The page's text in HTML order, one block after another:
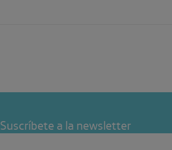
Suscríbete a la newsletter